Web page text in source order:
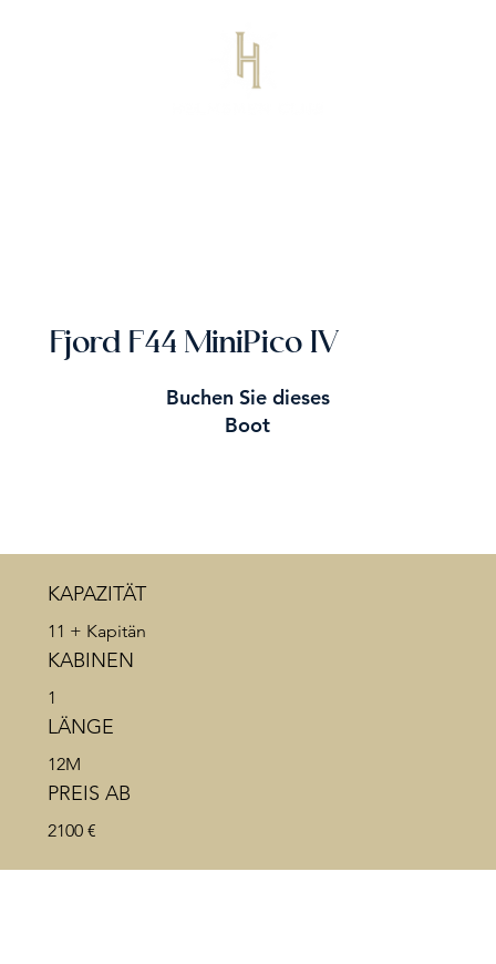
Fjord F44 MiniPico IV
Buchen Sie dieses
Boot
KAPAZITÄT
11 + Kapitän
KABINEN
1
LÄNGE
12M
PREIS AB
2100 €